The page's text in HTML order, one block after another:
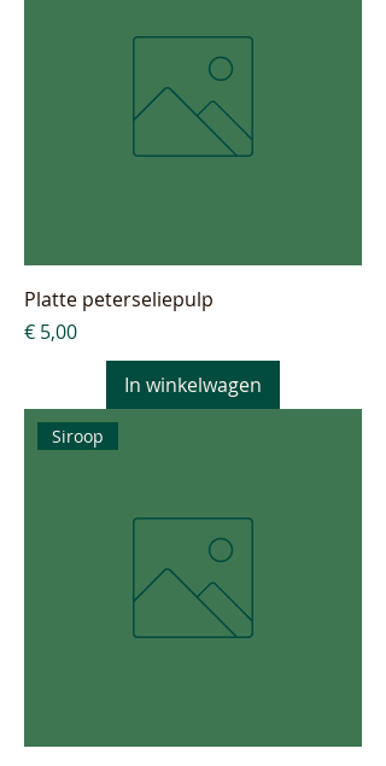
Platte peterseliepulp
Prijs
€ 5,00
In winkelwagen
Siroop